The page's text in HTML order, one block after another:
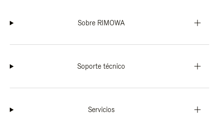
Sobre RIMOWA
Soporte técnico
Servicios